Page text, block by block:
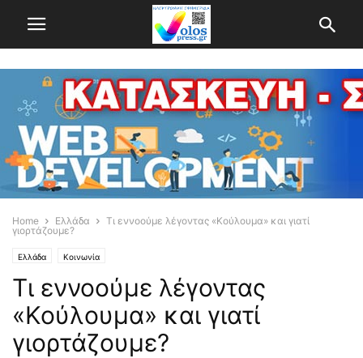
Home Ελλάδα
Τι εννοούμε λέγοντας «Κούλουμα» και γιατί
γιορτάζουμε?
Ελλάδα Κοινωνία
Τι εννοούμε λέγοντας
«Κούλουμα» και γιατί
γιορτάζουμε?